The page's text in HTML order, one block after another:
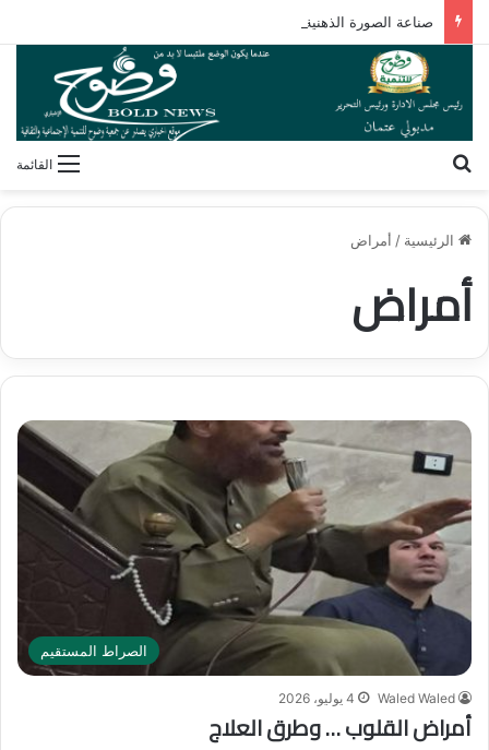
صناعة الصورة الذهنية.. كيف يشكل الإعلام رؤيتنا لأنفسنا وللآخرين؟
القائمة
الرئيسية / أمراض
أمراض
الصراط المستقيم
Waled Waled 4 يوليو، 2026
أمراض القلوب … وطرق العلاج